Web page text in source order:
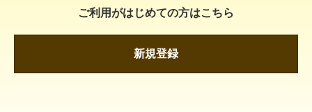
ご利用がはじめての方はこちら
新規登録